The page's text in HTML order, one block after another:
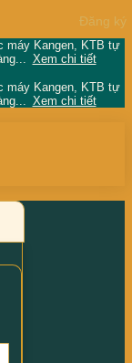
máy Kangen, KTB tự
Xem chi tiết
máy Kangen, KTB tự
Xem chi tiết